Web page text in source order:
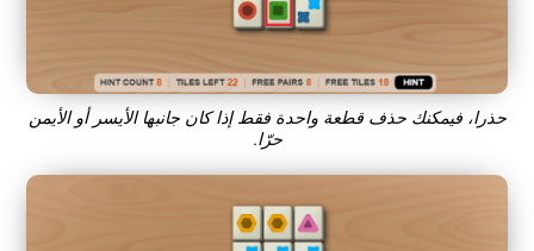
حذرا، فيمكنك حذف قطعة واحدة فقط إذا كان جانبها الأيسر أو الأيمن
حرّا.